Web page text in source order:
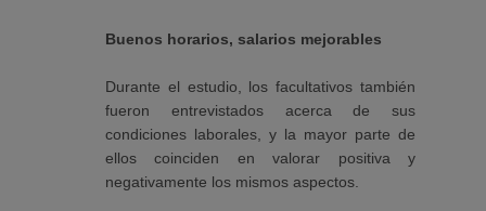
Buenos horarios, salarios mejorables
Durante el estudio, los facultativos también
fueron entrevistados acerca de sus
condiciones laborales, y la mayor parte de
ellos coinciden en valorar positiva y
negativamente los mismos aspectos.